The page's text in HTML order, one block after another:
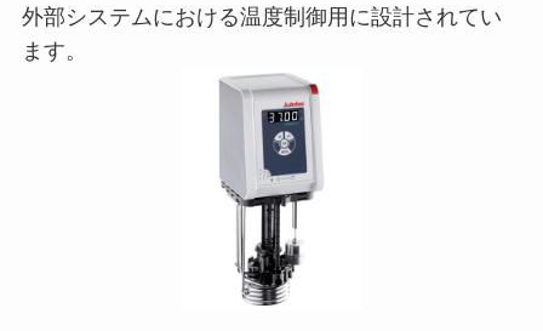
外部システムにおける温度制御用に設計されてい
ます。